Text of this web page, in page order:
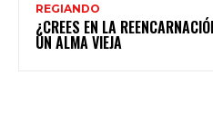
REGIANDO
¿CREES EN LA
UN ALMA VIEJA